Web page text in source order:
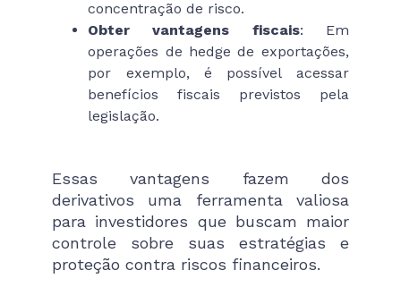
concentração de risco.
Obter vantagens fiscais: Em
operações de hedge de exportações,
por exemplo, é possível acessar
benefícios fiscais previstos pela
legislação.
Essas vantagens fazem dos
derivativos uma ferramenta valiosa
para investidores que buscam maior
controle sobre suas estratégias e
proteção contra riscos financeiros.